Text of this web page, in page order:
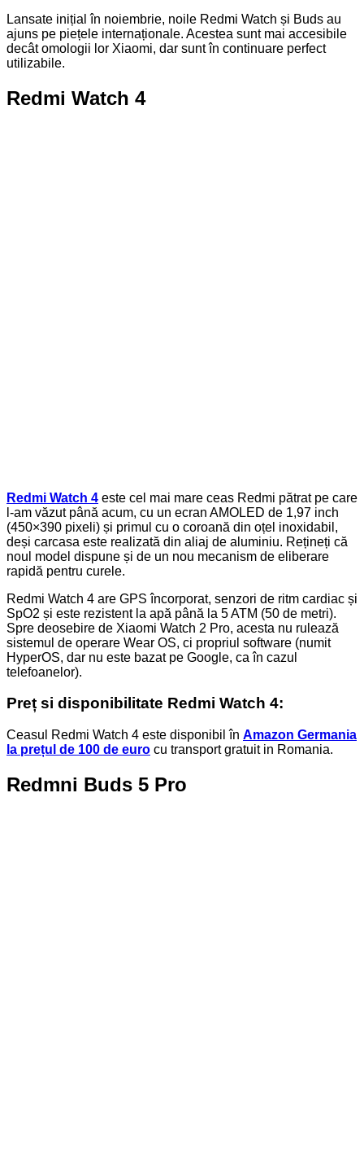
Lansate inițial în noiembrie, noile Redmi Watch și Buds au
ajuns pe piețele internaționale. Acestea sunt mai accesibile
decât omologii lor Xiaomi, dar sunt în continuare perfect
utilizabile.
Redmi Watch 4
Redmi Watch 4 este cel mai mare ceas Redmi pătrat pe care
l-am văzut până acum, cu un ecran AMOLED de 1,97 inch
(450×390 pixeli) și primul cu o coroană din oțel inoxidabil,
deși carcasa este realizată din aliaj de aluminiu. Rețineți că
noul model dispune și de un nou mecanism de eliberare
rapidă pentru curele.
Redmi Watch 4 are GPS încorporat, senzori de ritm cardiac și
SpO2 și este rezistent la apă până la 5 ATM (50 de metri).
Spre deosebire de Xiaomi Watch 2 Pro, acesta nu rulează
sistemul de operare Wear OS, ci propriul software (numit
HyperOS, dar nu este bazat pe Google, ca în cazul
telefoanelor).
Preț si disponibilitate Redmi Watch 4:
Ceasul Redmi Watch 4 este disponibil în Amazon Germania
la prețul de 100 de euro cu transport gratuit in Romania.
Redmni Buds 5 Pro